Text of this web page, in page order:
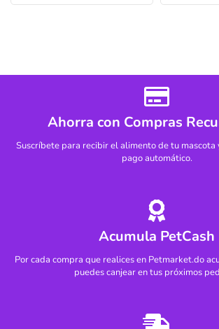
Ahorra con Compras
Suscríbete para recibir el alimento de tu mascota
pago automático.
Acumula PetCash
Por cada compra que realices en Petmarket.do
puedes canjear en tus próximos